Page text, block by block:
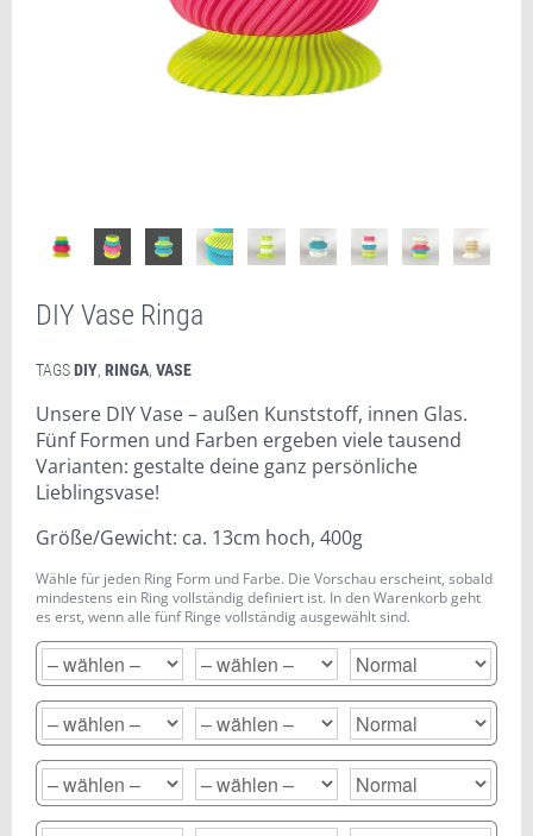
DIY Vase Ringa
TAGSDIY, RINGA, VASE
Unsere DIY Vase – außen Kunststoff, innen Glas.
Fünf Formen und Farben ergeben viele tausend
Varianten: gestalte deine ganz persönliche
Lieblingsvase!
Größe/Gewicht: ca. 13cm hoch, 400g
Wähle für jeden Ring Form und Farbe. Die Vorschau erscheint, sobald
mindestens ein Ring vollständig definiert ist. In den Warenkorb geht
es erst, wenn alle fünf Ringe vollständig ausgewählt sind.